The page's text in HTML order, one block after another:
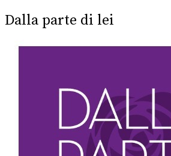
Dalla parte di lei